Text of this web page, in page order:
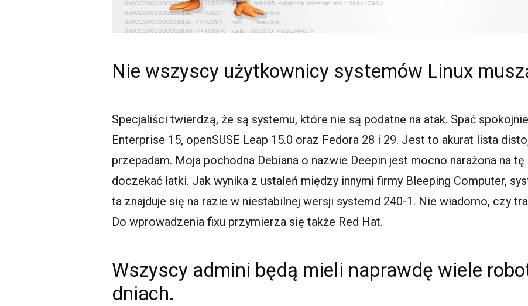
Nie wszyscy użytkownicy systemów Linux
Specjaliści twierdzą, że są systemu, które nie są podatne na atak. Spać
Enterprise 15, openSUSE Leap 15.0 oraz Fedora 28 i 29. Jest to akurat lista
przepadam. Moja pochodna Debiana o nazwie Deepin jest mocno narażona na
doczekać łatki. Jak wynika z ustaleń między innymi firmy Bleeping Computer,
ta znajduje się na razie w niestabilnej wersji systemd 240-1. Nie wiadomo, czy
Do wprowadzenia fixu przymierza się także Red Hat.
Wszyscy admini będą mieli naprawdę wiele
dniach.